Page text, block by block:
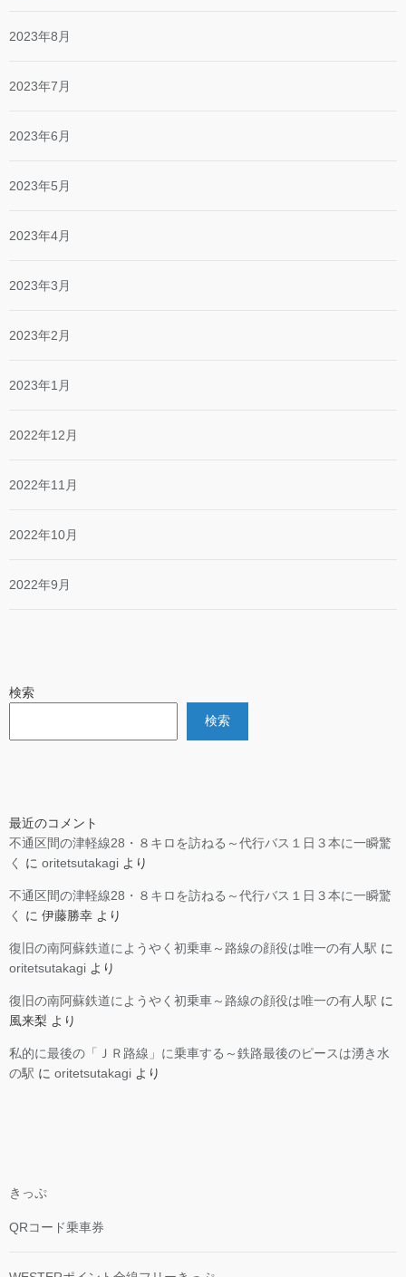
2023年8月
2023年7月
2023年6月
2023年5月
2023年4月
2023年3月
2023年2月
2023年1月
2022年12月
2022年11月
2022年10月
2022年9月
検索
検索
最近のコメント
不通区間の津軽線28・８キロを訪ねる～代行バス１日３本に一瞬驚
く
に oritetsutakagi より
不通区間の津軽線28・８キロを訪ねる～代行バス１日３本に一瞬驚
く
に 伊藤勝幸 より
復旧の南阿蘇鉄道にようやく初乗車～路線の顔役は唯一の有人駅 に
oritetsutakagi より
復旧の南阿蘇鉄道にようやく初乗車～路線の顔役は唯一の有人駅 に
風来梨 より
私的に最後の「ＪＲ路線」に乗車する～鉄路最後のピースは湧き水
の駅 に oritetsutakagi より
きっぷ
QRコード乗車券